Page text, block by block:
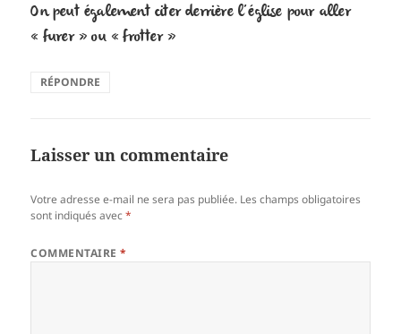
On peut également citer derrière l’église pour aller
« furer » ou « frotter »
RÉPONDRE
Laisser un commentaire
Votre adresse e-mail ne sera pas publiée. Les champs obligatoires
sont indiqués avec*
COMMENTAIRE*